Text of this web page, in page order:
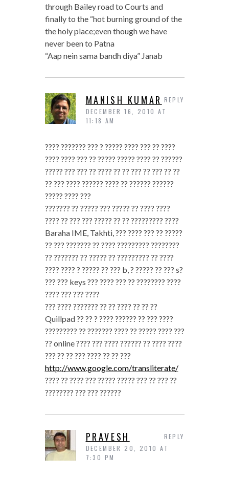
through Bailey road to Courts and
finally to the “hot burning ground of the
the holy place;even though we have
never been to Patna
“Aap nein sama bandh diya” Janab
MANISH KUMAR
DECEMBER 16, 2010 AT
11:18 AM
???? ??????? ??? ? ????? ???? ??? ?? ????
???? ???? ??? ?? ????? ????? ???? ?? ??????
????? ??? ??? ?? ???? ?? ?? ??? ?? ??? ?? ??
?? ??? ???? ?????? ???? ?? ?????? ??????
????? ???? ???
??????? ?? ????? ??? ????? ?? ???? ????
???? ?? ??? ??? ????? ?? ?? ????????? ????
Baraha IME, Takhti, ??? ???? ??? ?? ?????
?? ??? ??????? ?? ???? ????????? ????????
?? ??????? ?? ????? ?? ????????? ?? ????
???? ???? ? ????? ?? ??? b, ? ????? ?? ??? s?
??? ??? keys ??? ???? ??? ?? ???????? ????
???? ??? ??? ????
??? ???? ??????? ?? ?? ???? ?? ?? ??
Quillpad ?? ?? ? ???? ?????? ?? ??? ????
????????? ?? ??????? ???? ?? ????? ???? ???
?? online ???? ??? ???? ?????? ?? ???? ????
??? ?? ?? ??? ???? ?? ?? ???
http://www.google.com/transliterate/
???? ?? ???? ??? ????? ????? ??? ?? ??? ??
???????? ??? ??? ??????
REPLY
PRAVESH
DECEMBER 20, 2010 AT
7:30 PM
REPLY